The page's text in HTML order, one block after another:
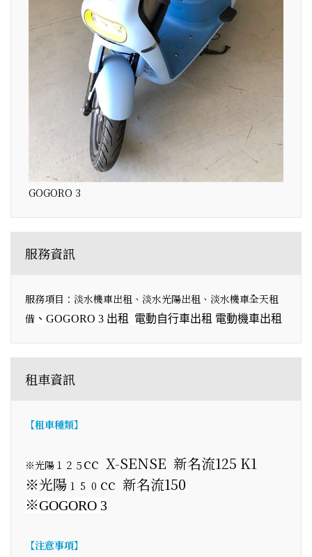
GOGORO 3
服務資訊
服務項目：淡水機車出租、淡水光陽出租、淡水機車全天租
借 、GOGORO 3 出租 電動自行車出租 電動機車出租
租車資訊
【租車種類】
※光陽１２５ cc X-SENSE 新名流125 K1
※光陽 1 5 0 cc 新名流150
※GOGORO 3
【注意事項】